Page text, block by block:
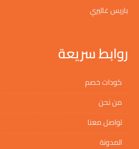
باريس غاليري
روابط سريعة
كودات خصم
من نحن
تواصل معنا
المدونة